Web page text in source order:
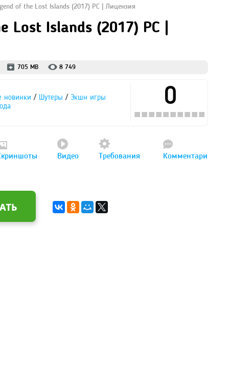
of the Lost Islands (2017) PC | Лицензия
Islands (2017) PC |
705 MB 8 749
новинки / Шутеры / Экшн игры
0
Видео Требования Комментари